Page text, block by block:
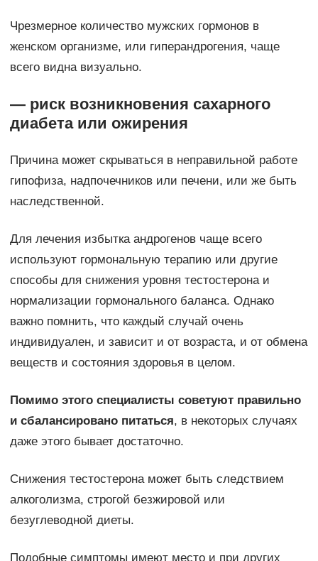
Чрезмерное количество мужских гормонов в
женском организме, или гиперандрогения, чаще
всего видна визуально.
— риск возникновения сахарного
диабета или ожирения
Причина может скрываться в неправильной работе
гипофиза, надпочечников или печени, или же быть
наследственной.
Для лечения избытка андрогенов чаще всего
используют гормональную терапию или другие
способы для снижения уровня тестостерона и
нормализации гормонального баланса. Однако
важно помнить, что каждый случай очень
индивидуален, и зависит и от возраста, и от обмена
веществ и состояния здоровья в целом.
Помимо этого специалисты советуют правильно
и сбалансировано питаться, в некоторых случаях
даже этого бывает достаточно.
Снижения тестостерона может быть следствием
алкоголизма, строгой безжировой или
безуглеводной диеты.
Подобные симптомы имеют место и при других